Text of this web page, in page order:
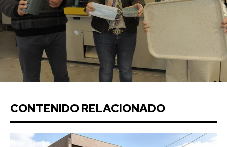
CONTENIDO RELACIONADO